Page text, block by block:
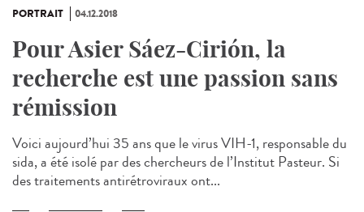
PORTRAIT 04.12.2018
Pour Asier Sáez-Cirión, la
recherche est une passion sans
rémission
Voici aujourd’hui 35 ans que le virus VIH-1, responsable du
sida, a été isolé par des chercheurs de l’Institut Pasteur. Si
des traitements antirétroviraux ont...